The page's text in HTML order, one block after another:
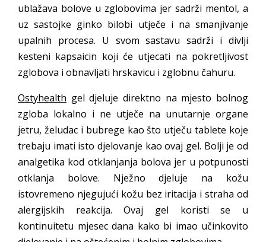
ublažava bolove u zglobovima jer sadrži mentol, a
uz sastojke ginko bilobi utječe i na smanjivanje
upalnih procesa. U svom sastavu sadrži i divlji
kesteni kapsaicin koji će utjecati na pokretljivost
zglobova i obnavljati hrskavicu i zglobnu čahuru.
Ostyhealth gel djeluje direktno na mjesto bolnog
zgloba lokalno i ne utječe na unutarnje organe
jetru, želudac i bubrege kao što utječu tablete koje
trebaju imati isto djelovanje kao ovaj gel. Bolji je od
analgetika kod otklanjanja bolova jer u potpunosti
otklanja bolove. Nježno djeluje na kožu
istovremeno njegujući kožu bez iritacija i straha od
alergijskih reakcija. Ovaj gel koristi se u
kontinuitetu mjesec dana kako bi imao učinkovito